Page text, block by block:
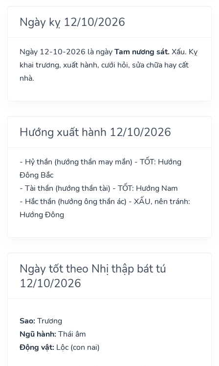
Ngày kỵ 12/10/2026
Ngày 12-10-2026 là ngàyTam nương sát. Xấu. Kỵ
khai trương, xuất hành, cưới hỏi, sửa chữa hay cất
nhà.
Hướng xuất hành 12/10/2026
- Hỷ thần (hướng thần may mắn) - TỐT: Hướng
Đông Bắc
- Tài thần (hướng thần tài) - TỐT: Hướng Nam
- Hắc thần (hướng ông thần ác) - XẤU, nên tránh:
Hướng Đông
Ngày tốt theo Nhị thập bát tú
12/10/2026
Sao: Trương
Ngũ hành: Thái âm
Động vật: Lộc (con nai)